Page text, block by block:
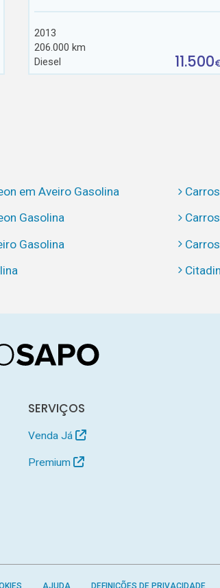
2013
206.000 km
Diesel
11.500
em Aveiro Gasolina
Gasolina
Gasolina
SERVIÇOS
Venda Já
Premium
AJUDA DEFINIÇÕES DE PRIVACIDADE